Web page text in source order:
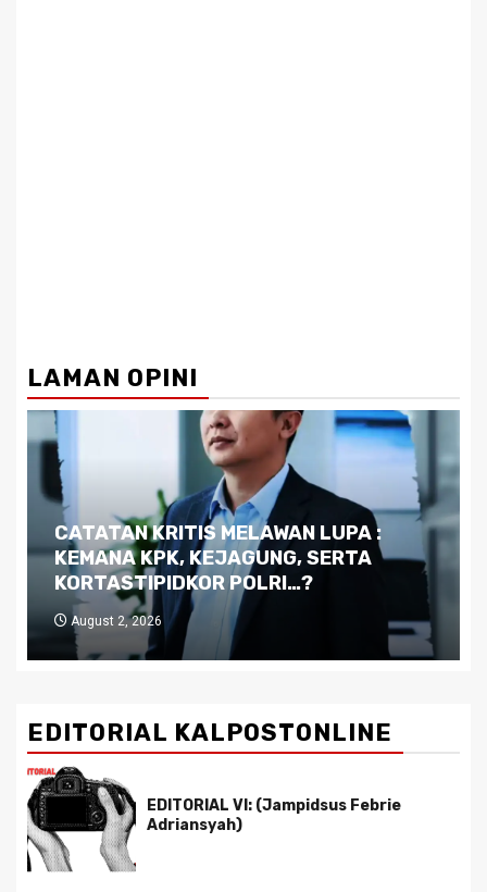
LAMAN OPINI
Dilema Kaltim di Tengah Krisis:
Kutukan Sumber Daya Alam dan
Pemimpin yang Tak Kreatif
July 29, 2026
EDITORIAL KALPOSTONLINE
EDITORIAL VI: (Jampidsus Febrie
Adriansyah)